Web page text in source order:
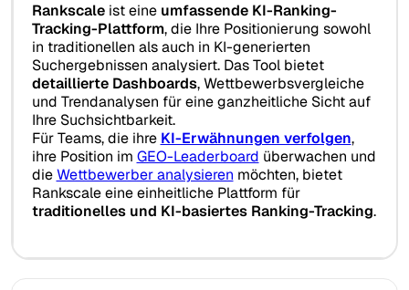
Rankscaleist eine umfassende KI-Ranking-
Tracking-Plattform, die Ihre Positionierung sowohl
in traditionellen als auch in KI-generierten
Suchergebnissen analysiert. Das Tool bietet
detaillierte Dashboards, Wettbewerbsvergleiche
und Trendanalysen für eine ganzheitliche Sicht auf
Ihre Suchsichtbarkeit.
Für Teams, die ihre KI-Erwähnungen verfolgen,
ihre Position im GEO-Leaderboard überwachen und
dieWettbewerber analysieren möchten, bietet
Rankscale eine einheitliche Plattform für
traditionelles und KI-basiertes Ranking-Tracking.